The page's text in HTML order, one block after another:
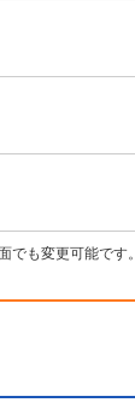
でも変更可能です。